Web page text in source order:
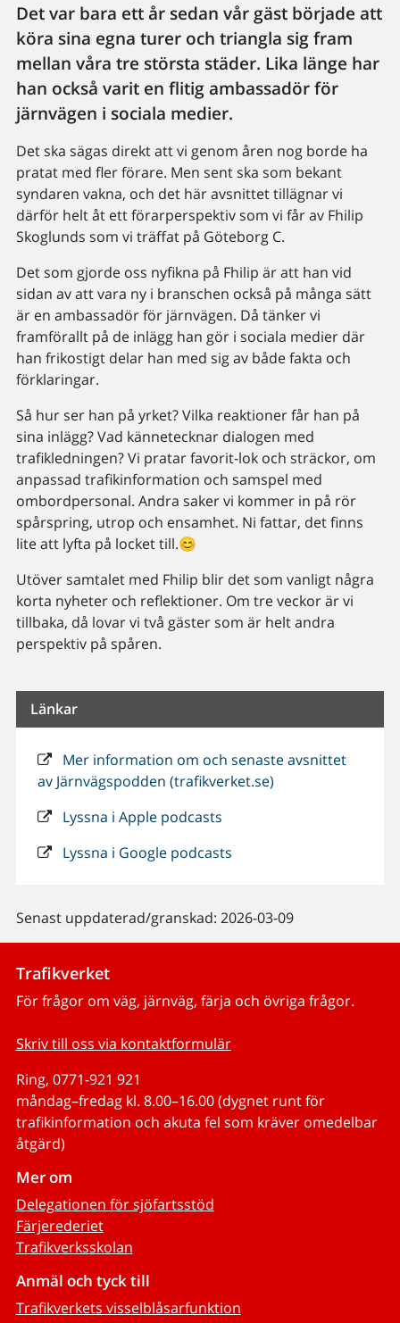
Det var bara ett år sedan vår gäst började att
köra sina egna turer och triangla sig fram
mellan våra tre största städer. Lika länge har
han också varit en flitig ambassadör för
järnvägen i sociala medier.
Det ska sägas direkt att vi genom åren nog borde ha
pratat med fler förare. Men sent ska som bekant
syndaren vakna, och det här avsnittet tillägnar vi
därför helt åt ett förarperspektiv som vi får av Fhilip
Skoglunds som vi träffat på Göteborg C.
Det som gjorde oss nyfikna på Fhilip är att han vid
sidan av att vara ny i branschen också på många sätt
är en ambassadör för järnvägen. Då tänker vi
framförallt på de inlägg han gör i sociala medier där
han frikostigt delar han med sig av både fakta och
förklaringar.
Så hur ser han på yrket? Vilka reaktioner får han på
sina inlägg? Vad kännetecknar dialogen med
trafikledningen? Vi pratar favorit-lok och sträckor, om
anpassad trafikinformation och samspel med
ombordpersonal. Andra saker vi kommer in på rör
spårspring, utrop och ensamhet. Ni fattar, det finns
lite att lyfta på locket till.😊
Utöver samtalet med Fhilip blir det som vanligt några
korta nyheter och reflektioner. Om tre veckor är vi
tillbaka, då lovar vi två gäster som är helt andra
perspektiv på spåren.
Länkar
Mer information om och senaste avsnittet
av Järnvägspodden (trafikverket.se)
Lyssna i Apple podcasts
Lyssna i Google podcasts
Senast uppdaterad/granskad: 2026-03-09
Trafikverket
För frågor om väg, järnväg, färja och övriga frågor.
Skriv till oss via kontaktformulär
Ring, 0771-921 921
måndag–fredag kl. 8.00–16.00 (dygnet runt för
trafikinformation och akuta fel som kräver omedelbar
åtgärd)
Mer om
Delegationen för sjöfartsstöd
Färjerederiet
Trafikverksskolan
Anmäl och tyck till
Trafikverkets visselblåsarfunktion